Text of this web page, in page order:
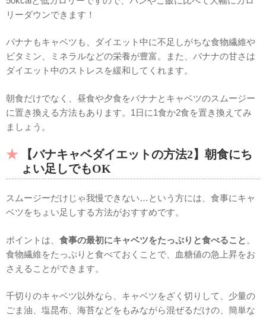
リーダウンできます！
バナナもキャベツも、ダイエット中に不足しがちな食物繊維や
ビタミン、ミネラルなどの栄養が豊富。また、バナナの甘さは
ダイエット中のストレスを緩和してくれます。
朝食だけでなく、昼食や夕食をバナナとキャベツのスムージー
に置き換える方法もあります。1日に1食か2食を置き換えてみ
ましょう。
【バナキャベダイエットの方法2】朝食にち
ょい足しでもOK
スムージーだけじゃ我慢できない…という方には、食事にキャ
ベツをちょい足しする方法がおすすめです。
ポイントは、 食事の最初にキャベツをたっぷりと食べること 。
食物繊維をたっぷりと食べておくことで、血糖値の急上昇をお
さえることができます。
千切りのキャベツ以外なら、キャベツをざく切りして、少量の
ごま油、塩昆布、海苔などをもみながら混ぜるだけの、簡単な